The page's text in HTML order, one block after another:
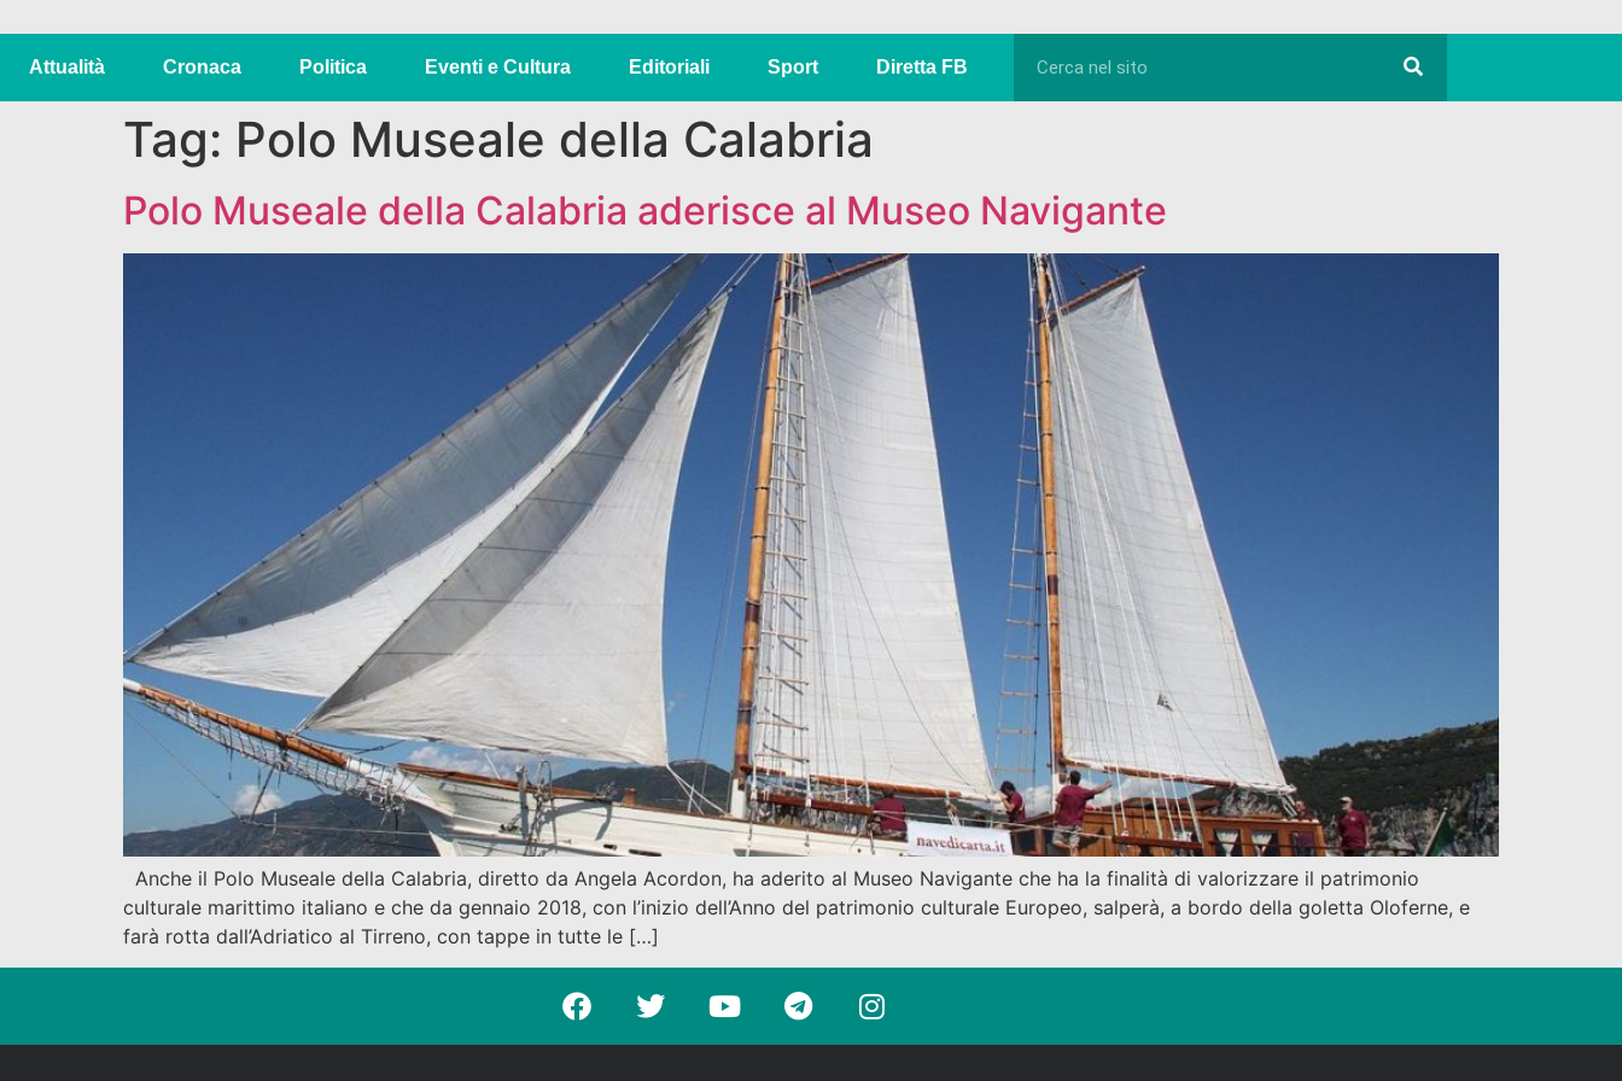
Attualità Cronaca Politica Eventi e Cultura Editoriali Sport Diretta FB
Tag: Polo Museale della Calabria
Polo Museale della Calabria aderisce al Museo Navigante
Anche il Polo Museale della Calabria, diretto da Angela Acordon, ha aderito al Museo Navigante che ha la finalità di valorizzare il patrimonio
culturale marittimo italiano e che da gennaio 2018, con l’inizio dell’Anno del patrimonio culturale Europeo, salperà, a bordo della goletta Oloferne, e
farà rotta dall’Adriatico al Tirreno, con tappe in tutte le […]